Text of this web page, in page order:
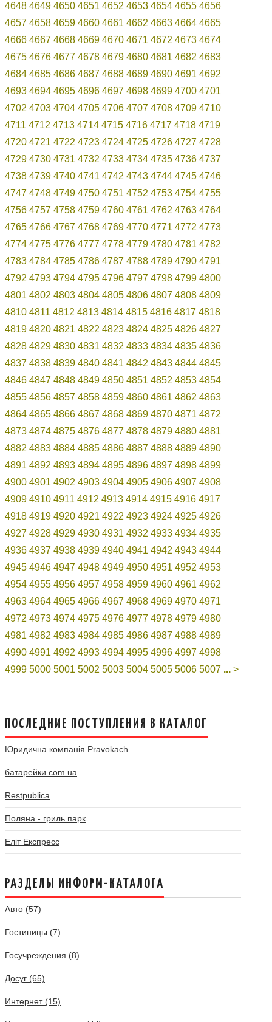
4648 4649 4650 4651 4652 4653 4654 4655 4656
4657 4658 4659 4660 4661 4662 4663 4664 4665
4666 4667 4668 4669 4670 4671 4672 4673 4674
4675 4676 4677 4678 4679 4680 4681 4682 4683
4684 4685 4686 4687 4688 4689 4690 4691 4692
4693 4694 4695 4696 4697 4698 4699 4700 4701
4702 4703 4704 4705 4706 4707 4708 4709 4710
4711 4712 4713 4714 4715 4716 4717 4718 4719
4720 4721 4722 4723 4724 4725 4726 4727 4728
4729 4730 4731 4732 4733 4734 4735 4736 4737
4738 4739 4740 4741 4742 4743 4744 4745 4746
4747 4748 4749 4750 4751 4752 4753 4754 4755
4756 4757 4758 4759 4760 4761 4762 4763 4764
4765 4766 4767 4768 4769 4770 4771 4772 4773
4774 4775 4776 4777 4778 4779 4780 4781 4782
4783 4784 4785 4786 4787 4788 4789 4790 4791
4792 4793 4794 4795 4796 4797 4798 4799 4800
4801 4802 4803 4804 4805 4806 4807 4808 4809
4810 4811 4812 4813 4814 4815 4816 4817 4818
4819 4820 4821 4822 4823 4824 4825 4826 4827
4828 4829 4830 4831 4832 4833 4834 4835 4836
4837 4838 4839 4840 4841 4842 4843 4844 4845
4846 4847 4848 4849 4850 4851 4852 4853 4854
4855 4856 4857 4858 4859 4860 4861 4862 4863
4864 4865 4866 4867 4868 4869 4870 4871 4872
4873 4874 4875 4876 4877 4878 4879 4880 4881
4882 4883 4884 4885 4886 4887 4888 4889 4890
4891 4892 4893 4894 4895 4896 4897 4898 4899
4900 4901 4902 4903 4904 4905 4906 4907 4908
4909 4910 4911 4912 4913 4914 4915 4916 4917
4918 4919 4920 4921 4922 4923 4924 4925 4926
4927 4928 4929 4930 4931 4932 4933 4934 4935
4936 4937 4938 4939 4940 4941 4942 4943 4944
4945 4946 4947 4948 4949 4950 4951 4952 4953
4954 4955 4956 4957 4958 4959 4960 4961 4962
4963 4964 4965 4966 4967 4968 4969 4970 4971
4972 4973 4974 4975 4976 4977 4978 4979 4980
4981 4982 4983 4984 4985 4986 4987 4988 4989
4990 4991 4992 4993 4994 4995 4996 4997 4998
4999 5000 5001 5002 5003 5004 5005 5006 5007 ... >
ПОСЛЕДНИЕ ПОСТУПЛЕНИЯ В КАТАЛОГ
Юридична компанія Pravokach
батарейки.com.ua
Restpublica
Поляна - гриль парк
Еліт Експресс
РАЗДЕЛЫ ИНФОРМ-КАТАЛОГА
Авто (57)
Гостиницы (7)
Госучреждения (8)
Досуг (65)
Интернет (15)